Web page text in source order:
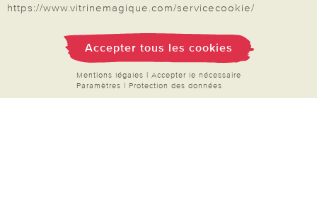
Rétractation
Paiement & Livraison
https://www.vitrinemagique.com/servicecookie/
Accepter tous les cookies
Mentions légales | Accepter le nécessaire
Paramètres | Protection des données